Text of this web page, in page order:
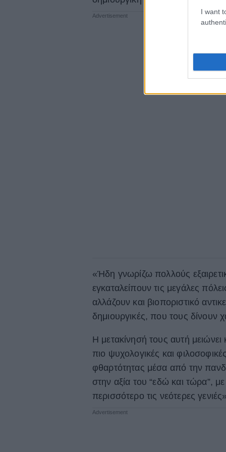
I want
«Ήδη γνωρίζω πολλούς
εγκαταλείπουν τις μεγάλες
αλλάζουν και βιοποριστικό
δημιουργικές, που τους δίνουν
Η μετακίνησή τους αυτή
πιο ψυχολογικές και
φθαρτότητας μέσα από την
στην αξία του “εδώ και τώρα”,
περισσότερο τις νεότερες